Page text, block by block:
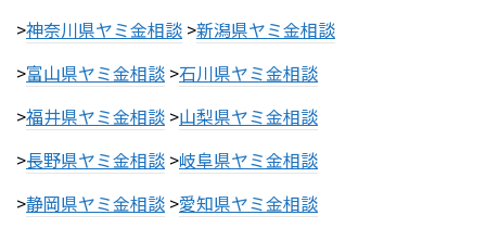
>神奈川県ヤミ金相談 >新潟県ヤミ金相談
>富山県ヤミ金相談 >石川県ヤミ金相談
>福井県ヤミ金相談 >山梨県ヤミ金相談
>長野県ヤミ金相談 >岐阜県ヤミ金相談
>静岡県ヤミ金相談 >愛知県ヤミ金相談